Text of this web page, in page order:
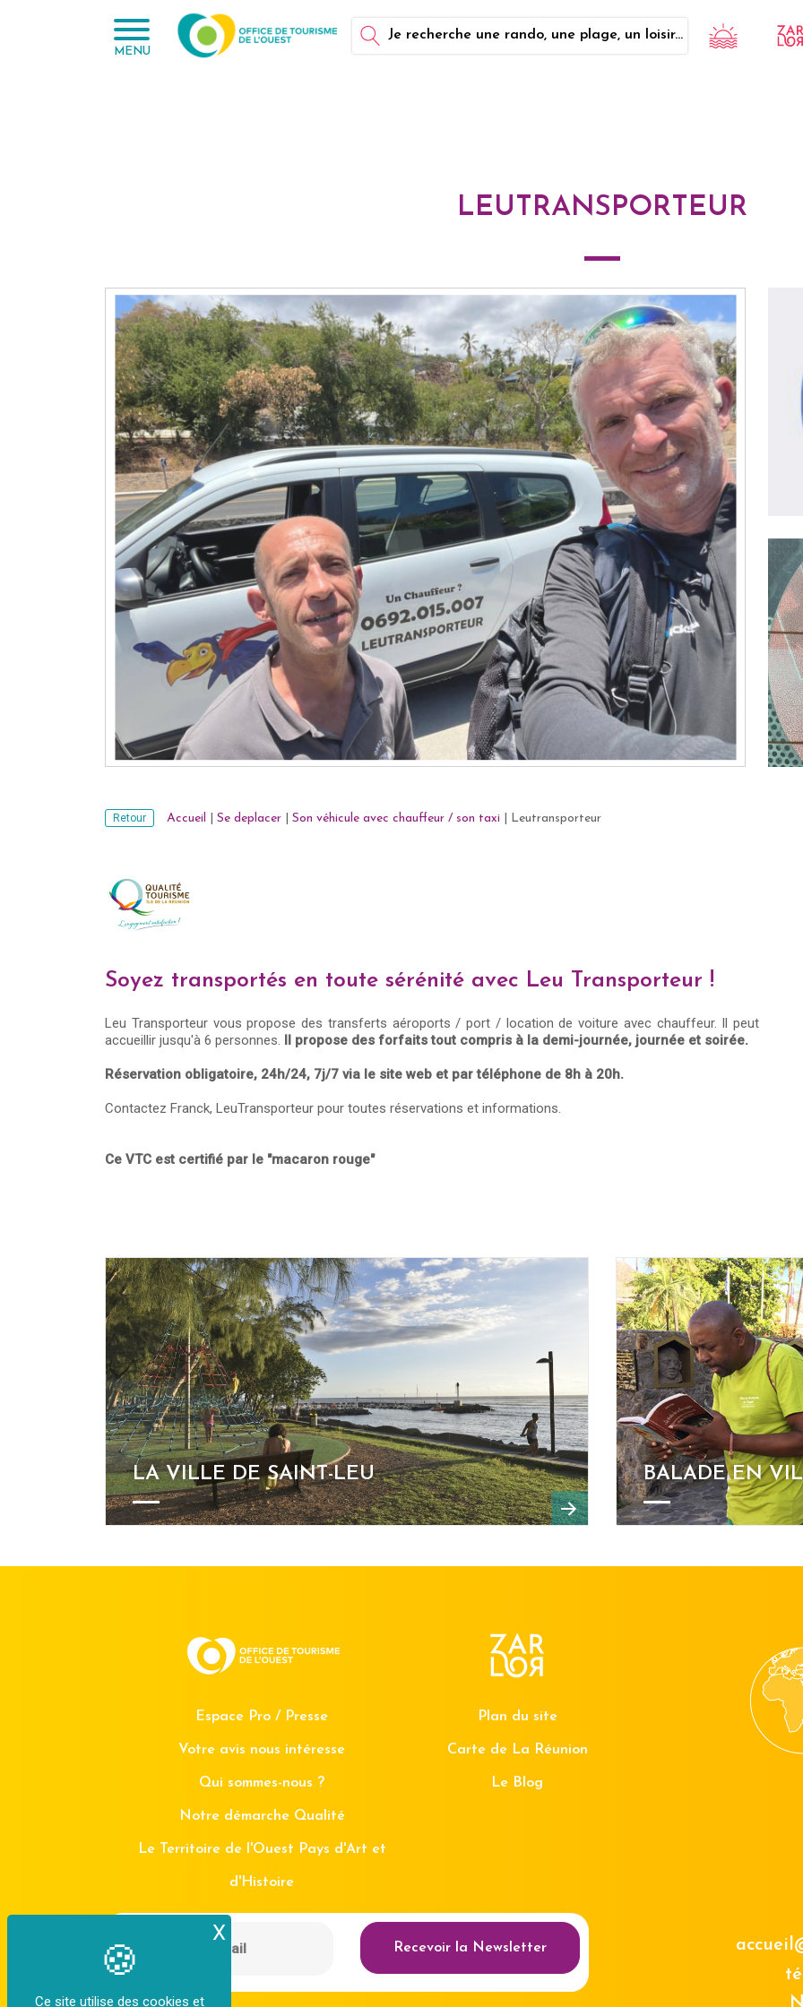
Ce site utilise des cookies et
X Masquer le bandeau des cookies
MENU
Je recherche une rando, une plage, un loisir...
LEUTRANSPORTEUR
Retour Accueil Se deplacer Son véhicule avec chauffeur / son taxi Leutransporteur
Soyez transportés en toute sérénité avec Leu Transporteur !
Leu Transporteur vous propose des transferts aéroports / port / location de voiture avec chauffeur. Il peut
accueillir jusqu'à 6 personnes. Il propose des forfaits tout compris à la demi-journée, journée et soirée.
Réservation obligatoire, 24h/24, 7j/7 via le site web et par téléphone de 8h à 20h.
Contactez Franck, LeuTransporteur pour toutes réservations et informations.
Ce VTC est certifié par le "macaron rouge"
LA VILLE DE SAINT-LEU BALADE EN
Espace Pro / Presse
Votre avis nous intéresse
Qui sommes-nous ?
Notre démarche Qualité
Le Territoire de l'Ouest Pays d'Art et
d'Histoire
Plan du site
Carte de La Réunion
Le Blog
Recevoir la Newsletter